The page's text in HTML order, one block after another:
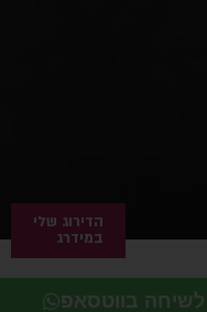
הדירוג שלי
במידרג
לשיחה בווטסאפ